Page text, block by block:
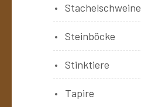
Stachelschweine
Steinböcke
Stinktiere
Tapire